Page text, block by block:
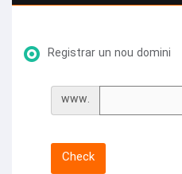
Registrar un nou domini
www.
Check